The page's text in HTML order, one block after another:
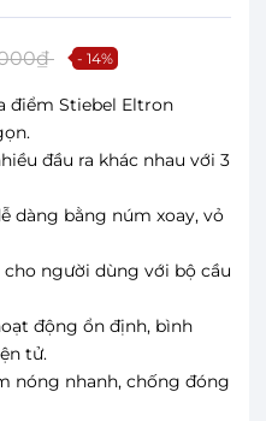
- 14%
điểm Stiebel Eltron
đầu ra khác nhau với 3
dàng bằng núm xoay, vỏ
người dùng với bộ cầu
động ổn định, bình
tử.
nóng nhanh, chống đóng